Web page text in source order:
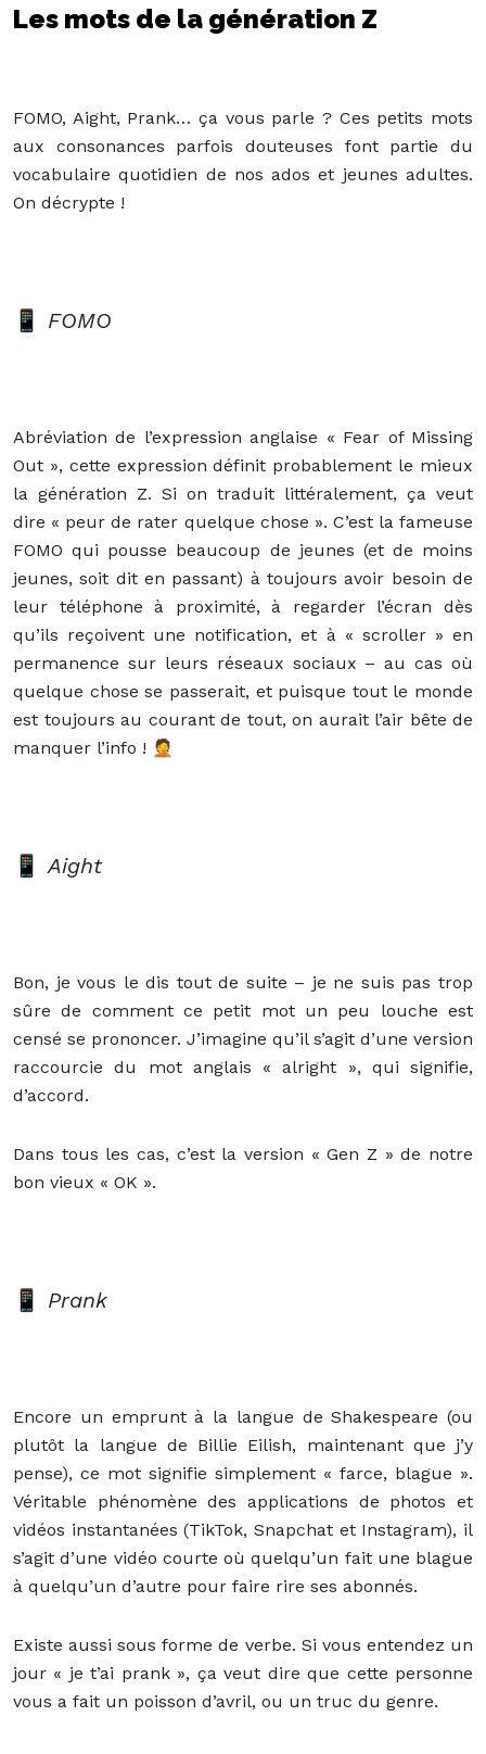
Les mots de la génération Z
FOMO, Aight, Prank… ça vous parle ? Ces petits mots
aux consonances parfois douteuses font partie du
vocabulaire quotidien de nos ados et jeunes adultes.
On décrypte !
📱 FOMO
Abréviation de l’expression anglaise « Fear of Missing
Out », cette expression définit probablement le mieux
la génération Z. Si on traduit littéralement, ça veut
dire « peur de rater quelque chose ». C’est la fameuse
FOMO qui pousse beaucoup de jeunes (et de moins
jeunes, soit dit en passant) à toujours avoir besoin de
leur téléphone à proximité, à regarder l’écran dès
qu’ils reçoivent une notification, et à « scroller » en
permanence sur leurs réseaux sociaux – au cas où
quelque chose se passerait, et puisque tout le monde
est toujours au courant de tout, on aurait l’air bête de
manquer l’info ! 🤦
📱Aight
Bon, je vous le dis tout de suite – je ne suis pas trop
sûre de comment ce petit mot un peu louche est
censé se prononcer. J’imagine qu’il s’agit d’une version
raccourcie du mot anglais « alright », qui signifie,
d’accord.
Dans tous les cas, c’est la version « Gen Z » de notre
bon vieux « OK ».
📱 Prank
Encore un emprunt à la langue de Shakespeare (ou
plutôt la langue de Billie Eilish, maintenant que j’y
pense), ce mot signifie simplement « farce, blague ».
Véritable phénomène des applications de photos et
vidéos instantanées (TikTok, Snapchat et Instagram), il
s’agit d’une vidéo courte où quelqu’un fait une blague
à quelqu’un d’autre pour faire rire ses abonnés.
Existe aussi sous forme de verbe. Si vous entendez un
jour « je t’ai prank », ça veut dire que cette personne
vous a fait un poisson d’avril, ou un truc du genre.